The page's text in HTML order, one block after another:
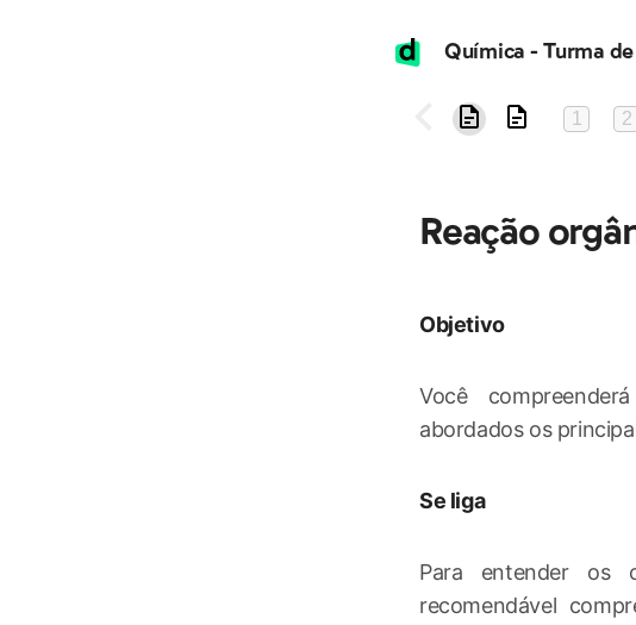
1 2
Reação
Objetivo
Você
abordados os
Se liga
Para entender os
recomendável